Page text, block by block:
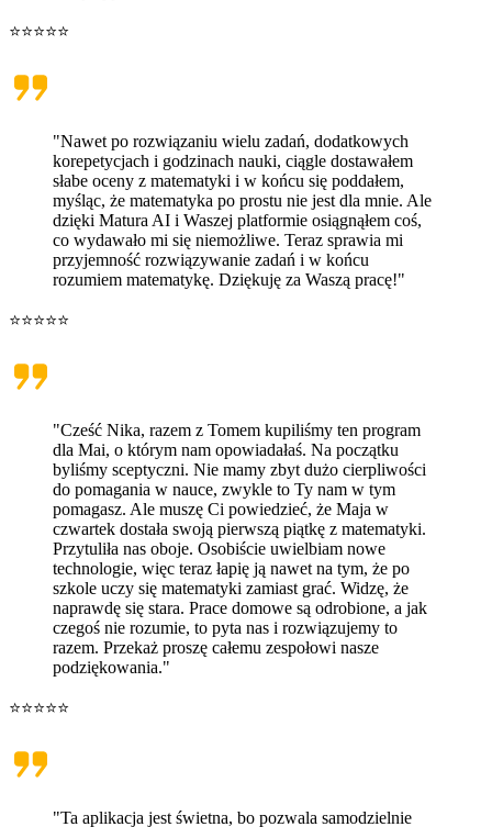
⭐⭐⭐⭐⭐
"Nawet po rozwiązaniu wielu zadań, dodatkowych
korepetycjach i godzinach nauki, ciągle dostawałem
słabe oceny z matematyki i w końcu się poddałem,
myśląc, że matematyka po prostu nie jest dla mnie. Ale
dzięki Matura AI i Waszej platformie osiągnąłem coś,
co wydawało mi się niemożliwe. Teraz sprawia mi
przyjemność rozwiązywanie zadań i w końcu
rozumiem matematykę. Dziękuję za Waszą pracę!"
⭐⭐⭐⭐⭐
"Cześć Nika, razem z Tomem kupiliśmy ten program
dla Mai, o którym nam opowiadałaś. Na początku
byliśmy sceptyczni. Nie mamy zbyt dużo cierpliwości
do pomagania w nauce, zwykle to Ty nam w tym
pomagasz. Ale muszę Ci powiedzieć, że Maja w
czwartek dostała swoją pierwszą piątkę z matematyki.
Przytuliła nas oboje. Osobiście uwielbiam nowe
technologie, więc teraz łapię ją nawet na tym, że po
szkole uczy się matematyki zamiast grać. Widzę, że
naprawdę się stara. Prace domowe są odrobione, a jak
czegoś nie rozumie, to pyta nas i rozwiązujemy to
razem. Przekaż proszę całemu zespołowi nasze
podziękowania."
⭐⭐⭐⭐⭐
"Ta aplikacja jest świetna, bo pozwala samodzielnie